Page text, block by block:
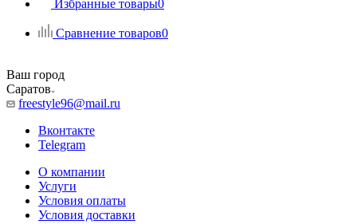
Избранные товары0
Сравнение товаров0
Ваш город
Саратов
freestyle96@mail.ru
Вконтакте
Telegram
О компании
Услуги
Условия оплаты
Условия доставки